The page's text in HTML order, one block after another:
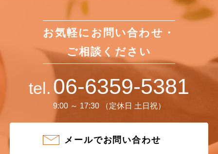
お気軽にお問い合わせ・
ご相談ください
tel. 06-6359-5381
9:00 ～ 17:30 （定休日 土日祝）
メールでお問い合わせ